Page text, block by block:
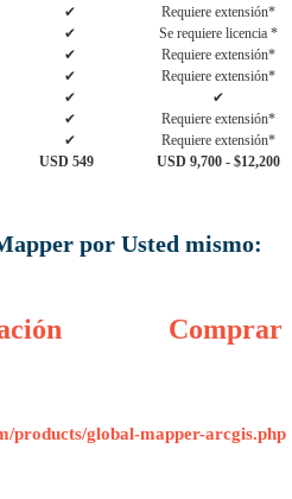
✔
Requiere extensión*
✔
Se requiere licencia *
✔
Requiere extensión*
✔
Requiere extensión*
✔
✔
✔
Requiere extensión*
✔
Requiere extensión*
USD 549 USD 9,700 - $12,200
por Usted mismo:
Comprar
products/global-mapper-arcgis.php